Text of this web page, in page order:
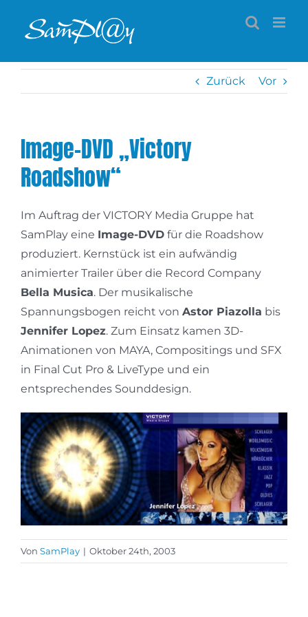
Inhalt
Zurück Vor
Image-DVD „Victory
Roadshow“
Im Auftrag der VICTORY Media Gruppe hat
SamPlay eine Image-DVD für die Roadshow
produziert. Kernstück ist ein aufwändig
animierter Trailer über die Record Company
Bella Musica. Der musikalische
Spannungsbogen reicht von Astor Piazolla bis
Jennifer Lopez. Zum Einsatz kamen 3D-
Animationen von MAYA, Compositings und SFX
in Final Cut Pro & LiveType und ein
entsprechendes Sounddesign.
Von SamPlay | Oktober 24th, 2003